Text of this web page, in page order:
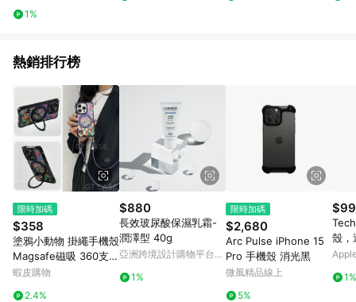
1%
熱銷排行榜
限時加碼
$358
塗鴉小動物 掛繩手機殼
Magsafe磁吸 360支架
iPhone 17 16 15 14 13
蝦皮購物
2.4%
$880
長效玻尿酸保濕乳霜-
潤澤型 40g
亞洲跨境設計購物平台
1%
限時加碼
$2,680
Arc Pulse iPhone 15
Pro 手機殼 消光黑
微風精品線上
5%
殼，
1%